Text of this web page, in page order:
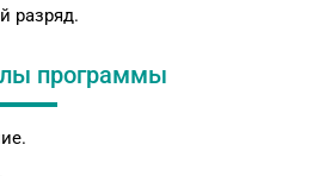
разряд.
программы